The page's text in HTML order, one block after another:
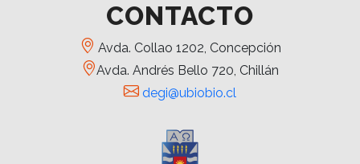
CONTACTO
Avda. Collao 1202, Concepción
Avda. Andrés Bello 720, Chillán
degi@ubiobio.cl